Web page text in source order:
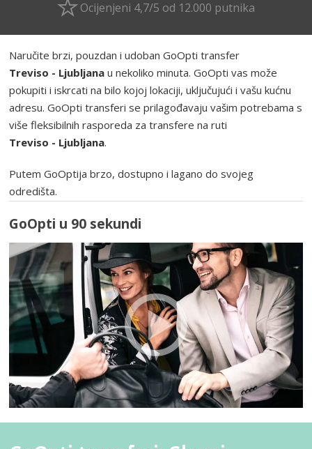
Ocijenjeni 4,7/5 od 12.000 putnika
Naručite brzi, pouzdan i udoban GoOpti transfer
Treviso - Ljubljana u nekoliko minuta. GoOpti vas može
pokupiti i iskrcati na bilo kojoj lokaciji, uključujući i vašu kućnu
adresu. GoOpti transferi se prilagođavaju vašim potrebama s
više fleksibilnih rasporeda za transfere na ruti
Treviso - Ljubljana.
Putem GoOptija brzo, dostupno i lagano do svojeg
odredišta.
GoOpti u 90 sekundi